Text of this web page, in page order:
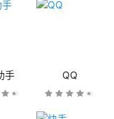
手 QQ